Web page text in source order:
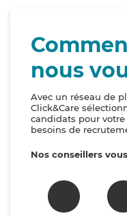
nous
Avec un réseau de
Click&Care
candidats pour
besoins de
Nos conseillers